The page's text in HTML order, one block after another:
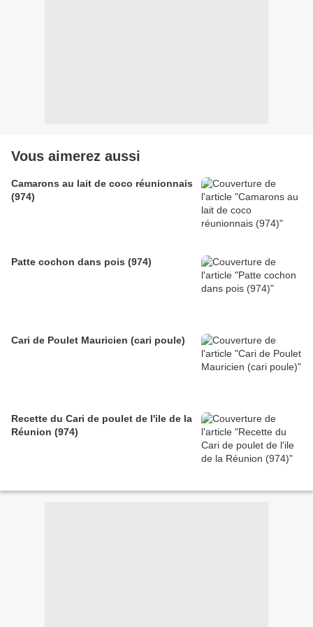
Vous aimerez aussi
Camarons au lait de coco réunionnais
(974)
Patte cochon dans pois (974)
Cari de Poulet Mauricien (cari poule)
Recette du Cari de poulet de l'ile de la
Réunion (974)